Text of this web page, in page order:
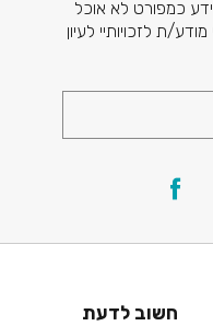
כמפורט לא אוכל
ת לזכויותיי לעיון
חשוב לדעת